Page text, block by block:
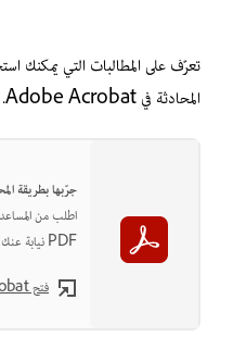
المحادثة في Adobe Acrobat.
جرّبها بطريقة
اطلب من المساعد
PDF نيابة عنك.
فتح Acrobat